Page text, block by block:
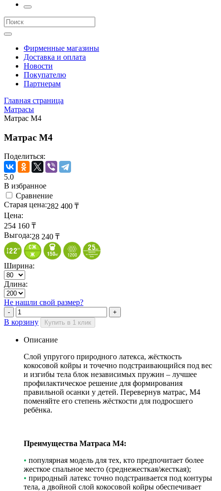
Фирменные магазины
Доставка и оплата
Новости
Покупателю
Партнерам
Главная страница
Матрасы
Матрас M4
Матрас M4
Поделиться:
5.0
В избранное
Сравнение
Старая цена:282 400 ₸
Цена:
254 160 ₸
Выгода:28 240 ₸
Ширина:
Длина:
Не нашли свой размер?
В корзину Купить в 1 клик
Описание
Слой упругого природного латекса, жёсткость
кокосовой койры и точечно подстраивающийся под вес
и изгибы тела блок независимых пружин – лучшее
профилактическое решение для формирования
правильной осанки у детей. Перевернув матрас, M4
поменяйте его степень жёсткости для подросшего
ребёнка.
Преимущества Матраса М4:
• популярная модель для тех, кто предпочитает более
жесткое спальное место (среднежесткая/жесткая);
• природный латекс точно подстраивается под контуры
тела, а двойной слой кокосовой койры обеспечивает